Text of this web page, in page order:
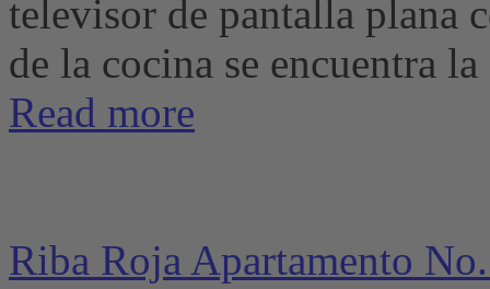
televisor de pantalla plana
de la cocina se encuentra
Read more
Riba Roja Apartamento